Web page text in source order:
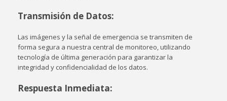
Transmisión de Datos:
Las imágenes y la señal de emergencia se transmiten de
forma segura a nuestra central de monitoreo, utilizando
tecnología de última generación para garantizar la
integridad y confidencialidad de los datos.
Respuesta Inmediata: